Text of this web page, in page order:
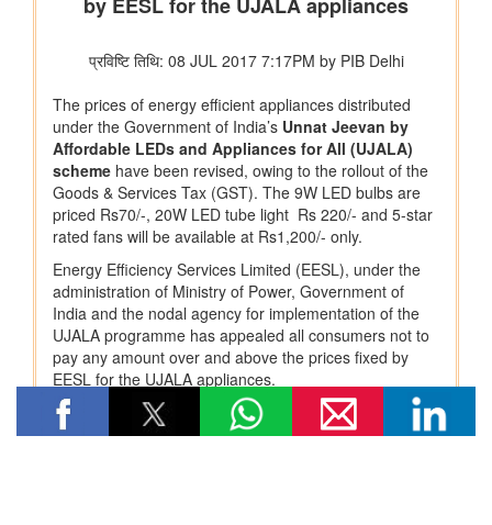
पेट्रोलियम एवं प्राकृतिक गैस मंत्रालय
तेल विपणन कंपनियों (ओएमसी) ने ई20 पेट्रोल में नमी और क्लोराइड की
की पुष्टि नहीं हुई
रेल मंत्रालय
भारतीय रेलवे ने चित्रकूट के लिए सीधी रेल कनेक्टिविटी मजबूत करने के
उद्देश्य से चित्रकूटधाम कर्वी-कानपुर सेंट्रल और प्रतापगढ़-कानपुर सेंट्रल
एक्सप्रेस सेवाओं के विलय को मंजूरी दी
भारतीय रेलवे ने मध्य प्रदेश में इटारसी-मदन महल के बीच दैनिक पैसेंजर सेवा
शुरू करने की स्वीकृति दी
विज्ञान एवं प्रौद्योगिकी मंत्रालय
सीएसआईआर-सीआरआरआई ने राजस्थान सरकार के समक्ष स्वदेशी
एमएसएस+ सड़क प्रौद्योगिकी का प्रदर्शन किया
सीएसआईआर-एनआईएससीपीआर ने “लोकप्रिय विज्ञान लेखन” पर दो दिवसीय